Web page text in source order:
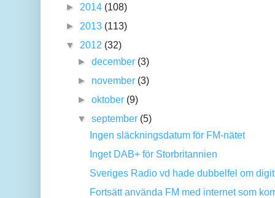
► 2014 (108)
► 2013 (113)
▼ 2012 (32)
►december (3)
► november (3)
►oktober (9)
▼september (5)
Ingen släckningsdatum för FM-nätet
Inget DAB+ för Storbritannien
Sveriges Radio vd hade dubbelfel om
Fortsätt använda FM med internet som